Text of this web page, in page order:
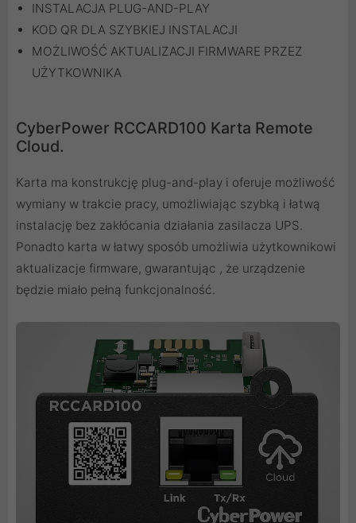
INSTALACJA PLUG-AND-PLAY
KOD QR DLA SZYBKIEJ INSTALACJI
MOŻLIWOŚĆ AKTUALIZACJI FIRMWARE PRZEZ
UŻYTKOWNIKA
CyberPower RCCARD100 Karta Remote
Cloud.
Karta ma konstrukcję plug-and-play i oferuje możliwość
wymiany w trakcie pracy, umożliwiając szybką i łatwą
instalację bez zakłócania działania zasilacza UPS.
Ponadto karta w łatwy sposób umożliwia użytkownikowi
aktualizacje firmware, gwarantując , że urządzenie
będzie miało pełną funkcjonalność.